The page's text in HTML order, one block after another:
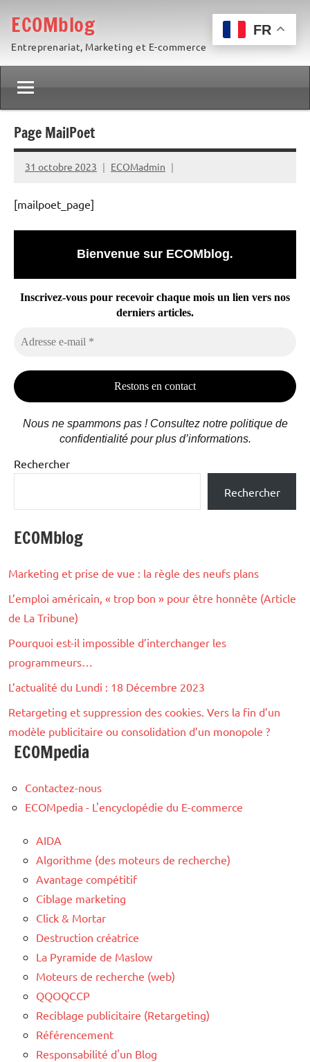
contenu
ECOMblog
Entreprenariat, Marketing et E-commerce
Page MailPoet
31 octobre 2023 ECOMadmin
[mailpoet_page]
Bienvenue sur ECOMblog.
Inscrivez-vous pour recevoir chaque mois un lien vers nos
derniers articles.
e-
Nous ne spammons pas ! Consultez notre politique de
confidentialité pour plus d’informations.
Rechercher
Rechercher
ECOMblog
Marketing et prise de vue : la règle des neufs plans
L’emploi américain, « trop bon » pour être honnête (Article
de La Tribune)
Pourquoi est-il impossible d’interchanger les
programmeurs…
L’actualité du Lundi : 18 Décembre 2023
Retargeting et suppression des cookies. Vers la fin d’un
modèle publicitaire ou consolidation d’un monopole ?
ECOMpedia
Contactez-nous
ECOMpedia - L'encyclopédie du E-commerce
AIDA
Algorithme (des moteurs de recherche)
Avantage compétitif
Ciblage marketing
Click & Mortar
Destruction créatrice
La Pyramide de Maslow
Moteurs de recherche (web)
QQOQCCP
Reciblage publicitaire (Retargeting)
Référencement
Responsabilité d'un Blog
FR